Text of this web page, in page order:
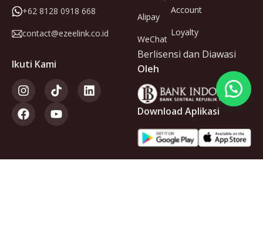
+62 8128 0918 668
contact@ezeelink.co.id
Ikuti Kami
Alipay
WeChat
Account
Loyalty
Berlisensi dan Diawasi
Oleh
Download Aplikasi